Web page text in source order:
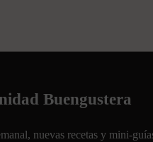
Buengustera
nuevas recetas y mini-